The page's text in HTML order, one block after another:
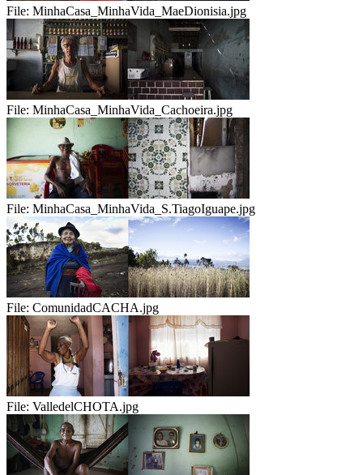
File: MinhaCasa_MinhaVida_MaeDionisia.jpg
File: MinhaCasa_MinhaVida_Cachoeira.jpg
File: MinhaCasa_MinhaVida_S.TiagoIguape.jpg
File: ComunidadCACHA.jpg
File: ValledelCHOTA.jpg